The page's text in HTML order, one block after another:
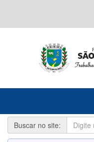
Buscar no site: